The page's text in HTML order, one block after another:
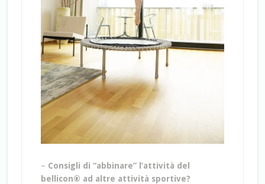
– Consigli di “abbinare” l’attività del
bellicon® ad altre attività sportive?